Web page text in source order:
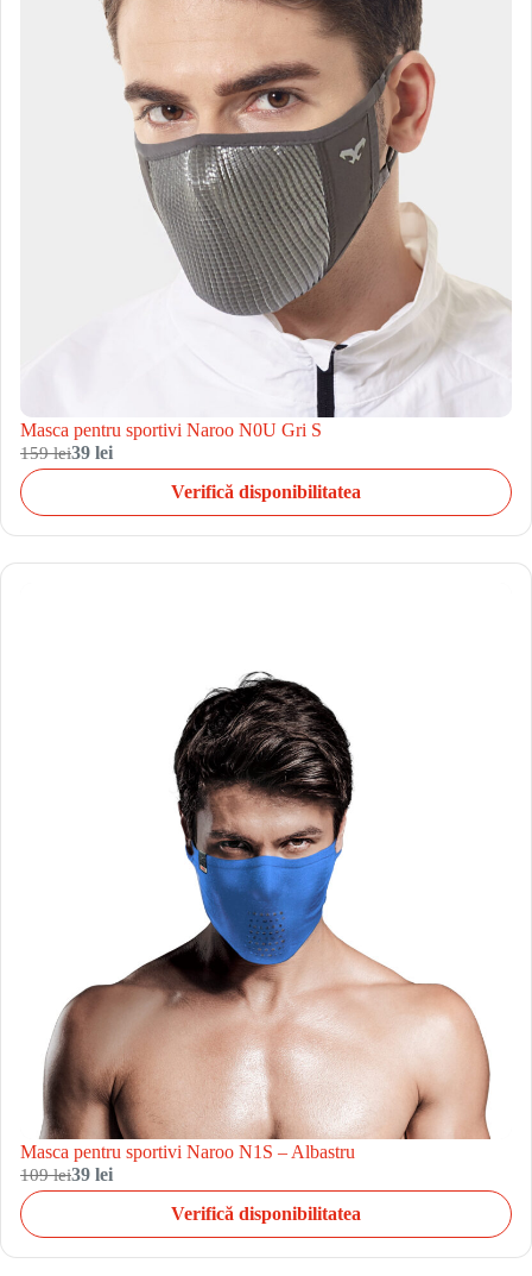
Masca pentru sportivi Naroo N0U Gri S
159 lei39 lei
Verifică disponibilitatea
Masca pentru sportivi Naroo N1S – Albastru
109 lei39 lei
Verifică disponibilitatea